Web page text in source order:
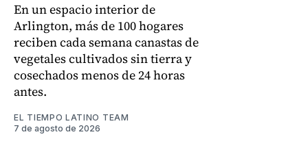
En un espacio interior de
Arlington, más de 100 hogares
reciben cada semana canastas de
vegetales cultivados sin tierra y
cosechados menos de 24 horas
antes.
EL TIEMPO LATINO TEAM
7 de agosto de 2026